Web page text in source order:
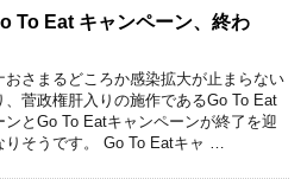
To Eat キャンペーン、終わ
おさまるどころか感染拡大が止まらない
、菅政権肝入りの施作であるGo To Eat
ンとGo To Eatキャンペーンが終了を迎
りそうです。 Go To Eatキャ …